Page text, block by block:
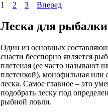
1 2 3 Вперед
Леска для рыбалки
Один из основных
снасти бесспорно является
плетеная (ее часто называют
плетенкой), монофильная или
леска. Самое главное – это
подобрать леску под
рыбной ловли.